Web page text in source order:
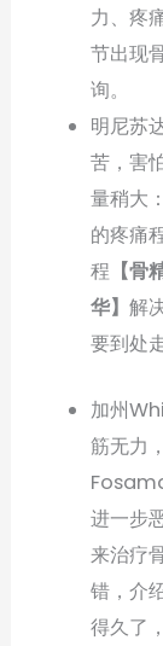
力、疼
节出现
询。
明尼苏
苦，害
量稍大
的疼痛
程 【骨
华】 解
要到处
加州
筋无力
进一步
来治疗
错，介
得久了